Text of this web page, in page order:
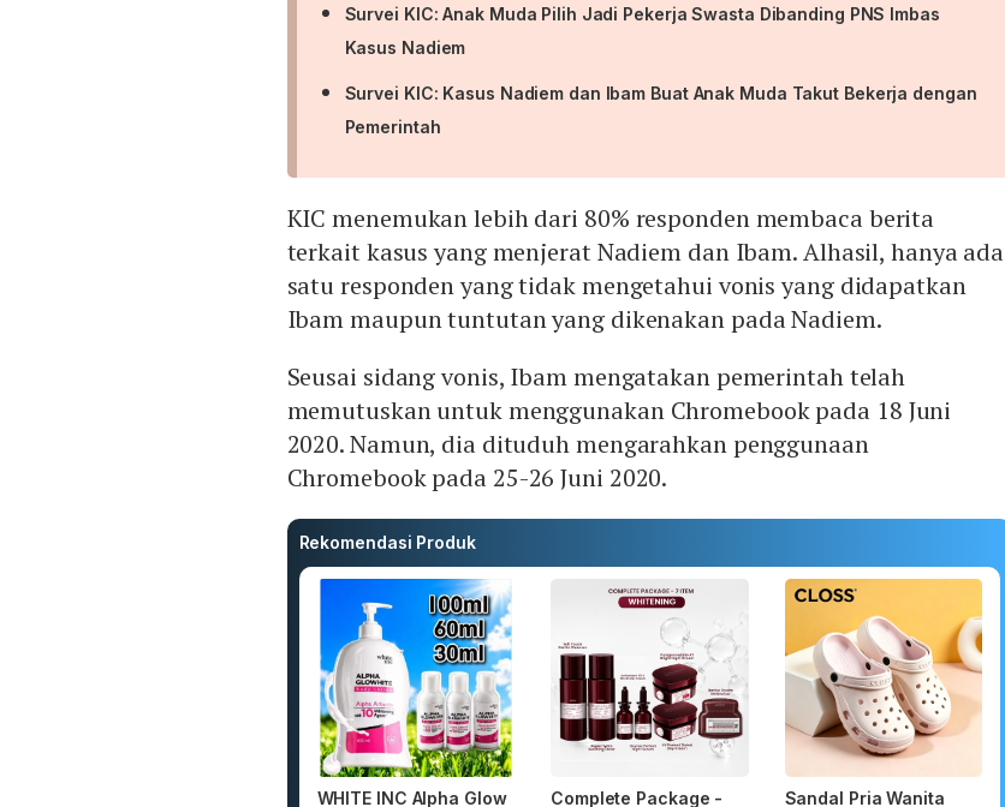
Survei KIC: Anak Muda Pilih Jadi Pekerja Swasta Dibanding PNS Imbas
Kasus Nadiem
Survei KIC: Kasus Nadiem dan Ibam Buat Anak Muda Takut Bekerja dengan
Pemerintah
KIC menemukan lebih dari 80% responden membaca berita
terkait kasus yang menjerat Nadiem dan Ibam. Alhasil, hanya ada
satu responden yang tidak mengetahui vonis yang didapatkan
Ibam maupun tuntutan yang dikenakan pada Nadiem.
Seusai sidang vonis, Ibam mengatakan pemerintah telah
memutuskan untuk menggunakan Chromebook pada 18 Juni
2020. Namun, dia dituduh mengarahkan penggunaan
Chromebook pada 25-26 Juni 2020.
Rekomendasi Produk
WHITE INC Alpha Glow
Complete Package -
Sandal Pria Wanita